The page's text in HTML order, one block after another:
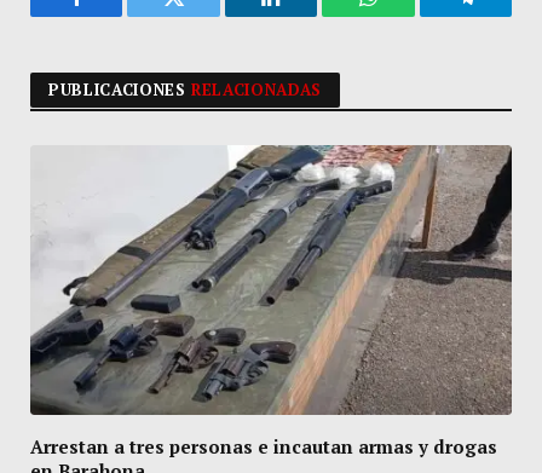
Facebook Twitter LinkedIn WhatsApp
PUBLICACIONESRELACIONADAS
Arrestan a tres personas e incautan armas y drogas